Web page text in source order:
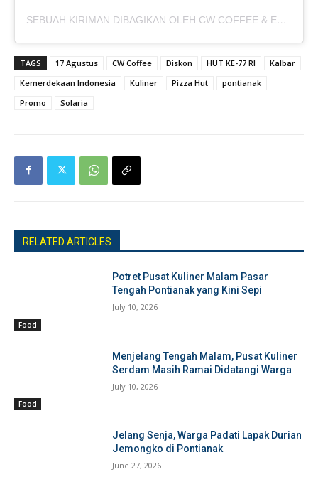
SEBUAH KIRIMAN DIBAGIKAN OLEH CW COFFEE & EATERY (@CWCOFFEE.ID)
TAGS 17 Agustus CW Coffee Diskon HUT KE-77 RI
Kalbar
Kemerdekaan Indonesia
Kuliner Pizza Hut
pontianak
Promo
Solaria
RELATED ARTICLES
Food
Potret Pusat Kuliner Malam Pasar
Tengah Pontianak yang Kini Sepi
July 10, 2026
Food
Menjelang Tengah Malam, Pusat Kuliner
Serdam Masih Ramai Didatangi Warga
July 10, 2026
Jelang Senja, Warga Padati Lapak Durian
Jemongko di Pontianak
June 27, 2026